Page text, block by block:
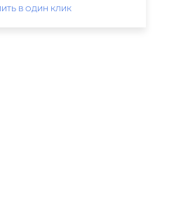
В ОДИН КЛИК